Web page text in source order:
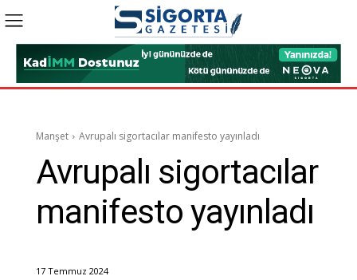
Manşet Avrupalı sigortacılar manifesto yayınladı
Avrupalı sigortacılar
manifesto yayınladı
17 Temmuz 2024